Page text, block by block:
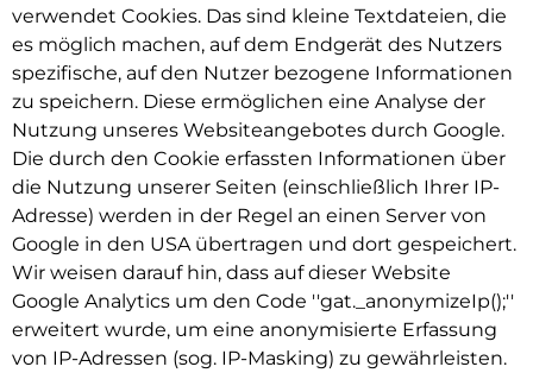
verwendet Cookies. Das sind kleine Textdateien, die
es möglich machen, auf dem Endgerät des Nutzers
spezifische, auf den Nutzer bezogene Informationen
zu speichern. Diese ermöglichen eine Analyse der
Nutzung unseres Websiteangebotes durch Google.
Die durch den Cookie erfassten Informationen über
die Nutzung unserer Seiten (einschließlich Ihrer IP-
Adresse) werden in der Regel an einen Server von
Google in den USA übertragen und dort gespeichert.
Wir weisen darauf hin, dass auf dieser Website
Google Analytics um den Code ''gat._anonymizeIp();''
erweitert wurde, um eine anonymisierte Erfassung
von IP-Adressen (sog. IP-Masking) zu gewährleisten.